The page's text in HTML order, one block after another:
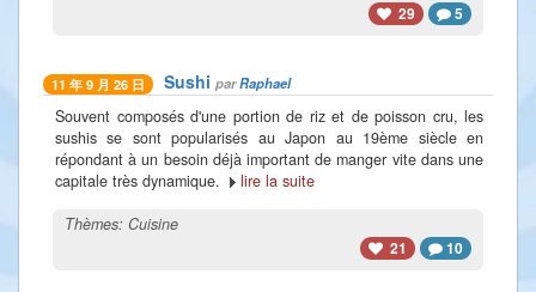
29
5
11 年 9 月 26 日 Sushi parRaphael
Souvent composés d'une portion de riz et de poisson cru, les
sushis se sont popularisés au Japon au 19ème siècle en
répondant à un besoin déjà important de manger vite dans une
capitale très dynamique.
lire la suite
Thèmes: Cuisine
21
10